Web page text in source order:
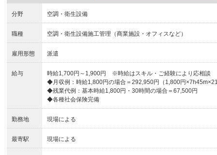
分野 空調・衛生設備
職種 空調・衛生設備施工管理（商業施設・オフィスなど）
雇用形態 派遣
給与
時給1,700円～1,900円 ※時給はスキル・ご経験により応相談
◆月収例：時給1,800円の場合＝292,950円（1,800円
◆残業代例：基本時給1,800円・30時間の場合＝67,500円
◆各種社会保険完備
勤務地 現場による
最寄駅 現場による